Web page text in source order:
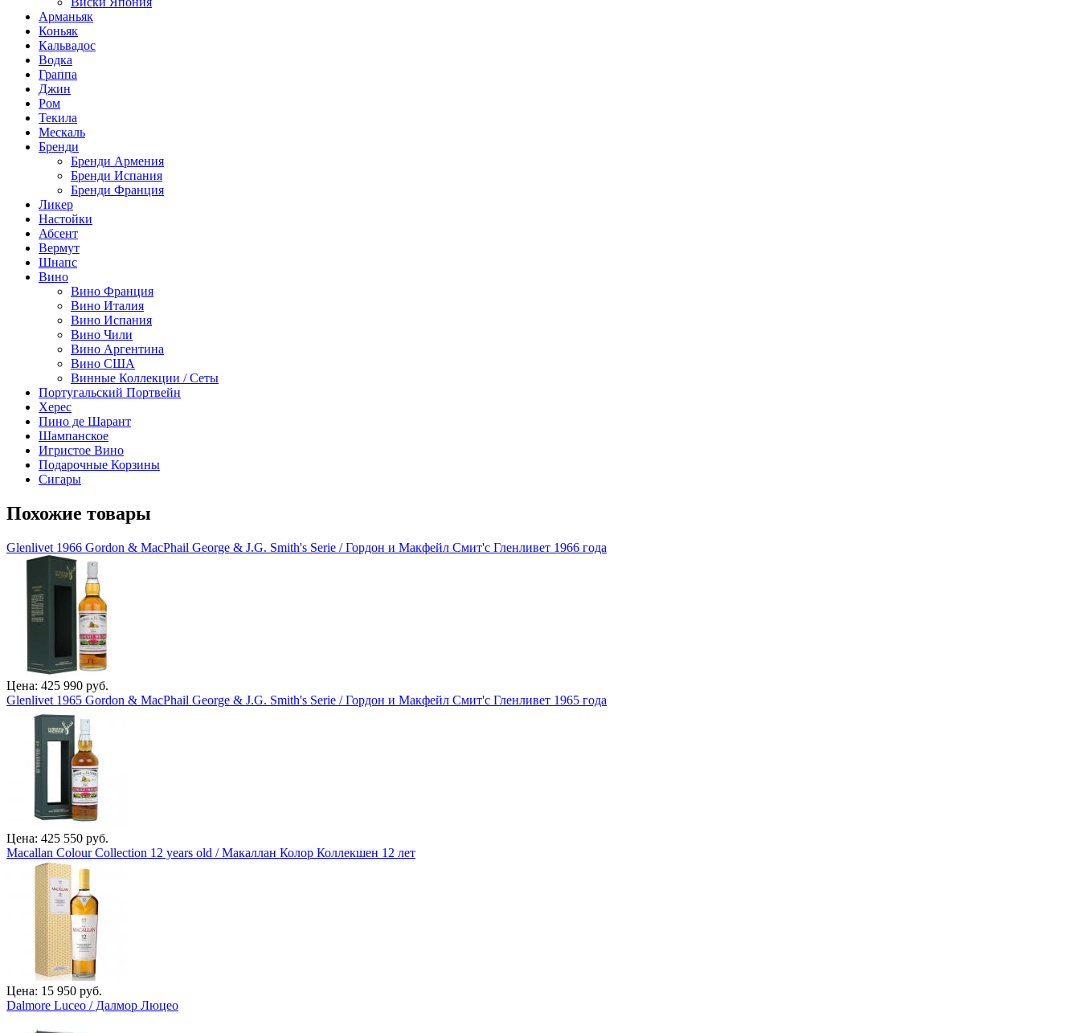
Арманьяк
Коньяк
Кальвадос
Водка
Граппа
Джин
Ром
Текила
Мескаль
Бренди
Бренди Армения
Бренди Испания
Бренди Франция
Ликер
Настойки
Абсент
Вермут
Шнапс
Вино
Вино Франция
Вино Италия
Вино Испания
Вино Чили
Вино Аргентина
Вино США
Винные Коллекции / Сеты
Португальский Портвейн
Херес
Пино де Шарант
Шампанское
Игристое Вино
Подарочные Корзины
Сигары
Похожие товары
Glenlivet 1966 Gordon & MacPhail George & J.G. Smith's Serie / Гордон и Макфейл Смит'с Гленливет 1966 года
Цена: 425 990 руб.
Glenlivet 1965 Gordon & MacPhail George & J.G. Smith's Serie / Гордон и Макфейл Смит'с Гленливет 1965 года
Цена: 425 550 руб.
Macallan Colour Collection 12 years old / Макаллан Колор Коллекшен 12 лет
Цена: 15 950 руб.
Dalmore Luceo / Далмор Люцео